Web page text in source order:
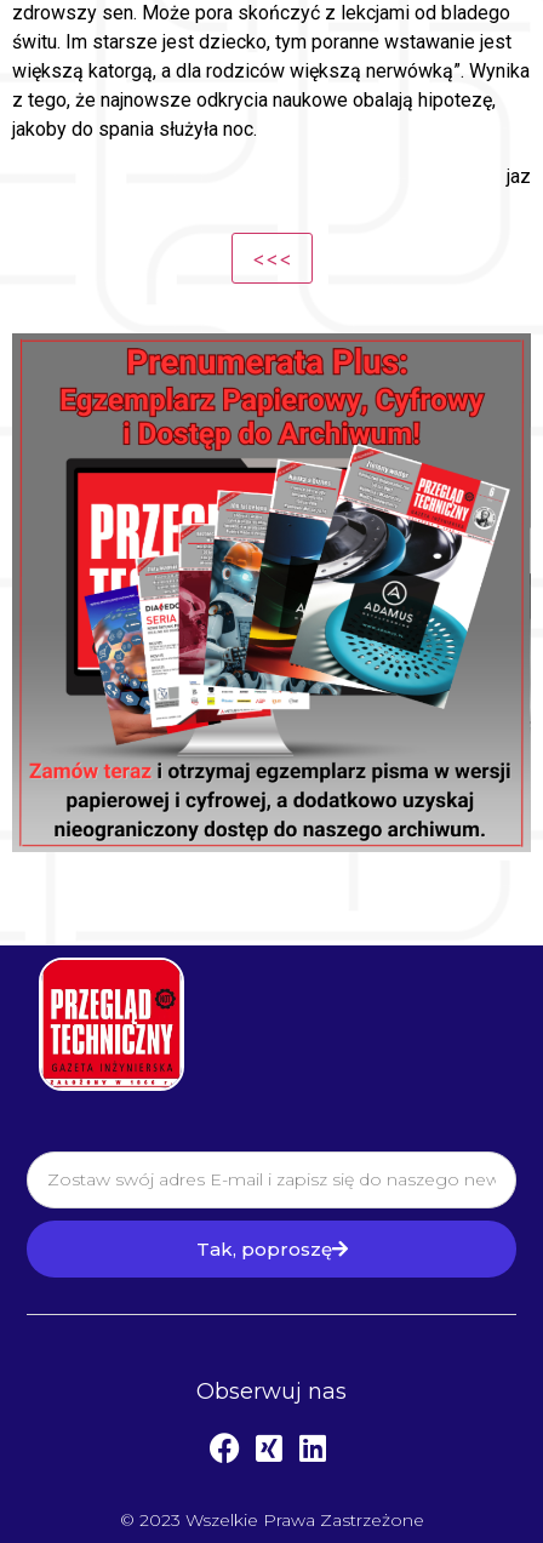
zdrowszy sen. Może pora skończyć z lekcjami od bladego
świtu. Im starsze jest dziecko, tym poranne wstawanie jest
większą katorgą, a dla rodziców większą nerwówką”. Wynika
z tego, że najnowsze odkrycia naukowe obalają hipotezę,
jakoby do spania służyła noc.
jaz
Tak, poproszę
Obserwuj nas
© 2023 Wszelkie Prawa Zastrzeżone